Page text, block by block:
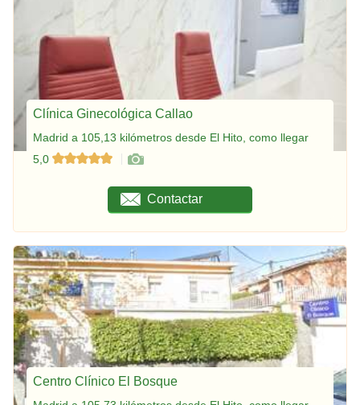
Clínica Ginecológica Callao
Madrid a 105,13 kilómetros desde El Hito, como llegar
5,0
Contactar
Centro Clínico El Bosque